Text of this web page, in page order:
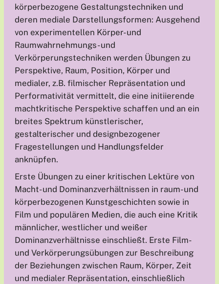
körperbezogene Gestaltungstechniken und
deren mediale Darstellungsformen: Ausgehend
von experimentellen Körper- und
Raumwahrnehmungs- und
Verkörperungstechniken werden Übungen zu
Perspektive, Raum, Position, Körper und
medialer, z.B. filmischer Repräsentation und
Performativität vermittelt, die eine initiierende
machtkritische Perspektive schaffen und an ein
breites Spektrum künstlerischer,
gestalterischer und designbezogener
Fragestellungen und Handlungsfelder
anknüpfen.
Erste Übungen zu einer kritischen Lektüre von
Macht- und Dominanzverhältnissen in raum- und
körperbezogenen Kunstgeschichten sowie in
Film und populären Medien, die auch eine Kritik
männlicher, westlicher und weißer
Dominanzverhältnisse einschließt. Erste Film-
und Verkörperungsübungen zur Beschreibung
der Beziehungen zwischen Raum, Körper, Zeit
und medialer Repräsentation, einschließlich